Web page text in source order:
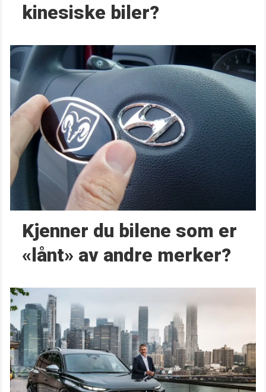
kinesiske biler?
Kjenner du bilene som er
«lånt» av andre merker?